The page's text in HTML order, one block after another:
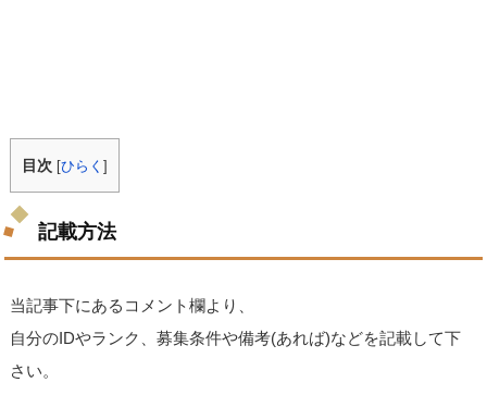
目次 [ひらく]
記載方法
当記事下にあるコメント欄より、
自分のIDやランク、募集条件や備考(あれば)などを記載して下
さい。